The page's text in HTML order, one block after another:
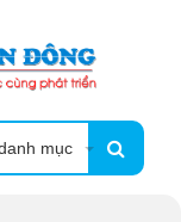
mục